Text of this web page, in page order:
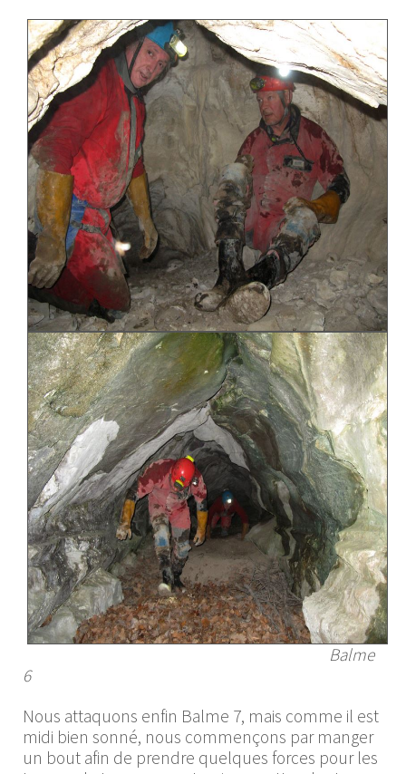
Balme
6
Nous attaquons enfin Balme 7, mais comme il est
midi bien sonné, nous commençons par manger
un bout afin de prendre quelques forces pour les